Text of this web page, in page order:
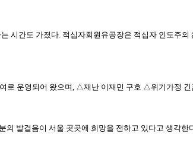
시간도 가졌다. 적십자회원유공장은 적십자 인도주
로 운영되어 왔으며, △재난 이재민 구호 △위기가정
의 발걸음이 서울 곳곳에 희망을 전하고 있다고 생각